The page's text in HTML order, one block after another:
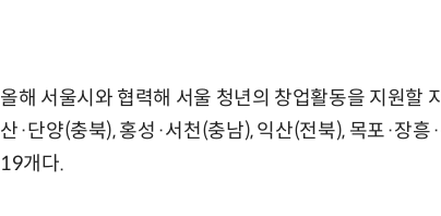
올해 서울시와 협력해 서울 청년의 창업활동을 지원할
산·단양(충북), 홍성·서천(충남), 익산(전북), 목포·장
19개다.